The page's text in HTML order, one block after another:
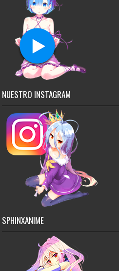
NUESTRO INSTAGRAM
SPHINXANIME